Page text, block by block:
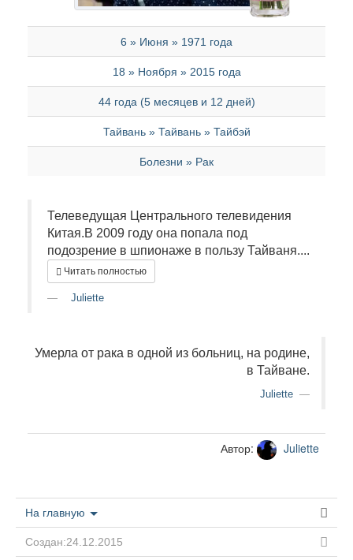
6 » Июня » 1971 года
18 » Ноября » 2015 года
44 года (5 месяцев и 12 дней)
Тайвань » Тайвань » Тайбэй
Болезни » Рак
Телеведущая Центрального телевидения
Китая.В 2009 году она попала под
подозрение в шпионаже в пользу Тайваня....
Читать полностью
Juliette
Умерла от рака в одной из больниц, на родине,
в Тайване.
Juliette
Автор: Juliette
На главную
Создан:24.12.2015